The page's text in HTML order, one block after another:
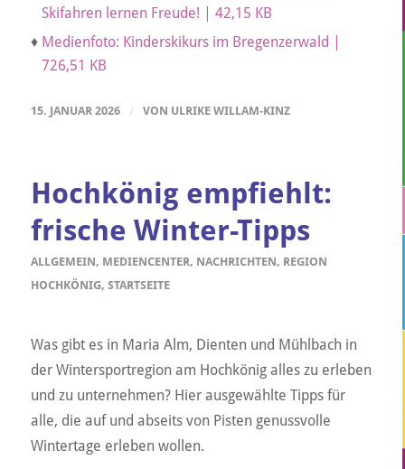
Skifahren lernen Freude! | 42,15 KB
♦ Medienfoto: Kinderskikurs im Bregenzerwald |
726,51 KB
15. JANUAR 2026 / VON ULRIKE WILLAM-KINZ
Hochkönig empfiehlt:
frische Winter-Tipps
ALLGEMEIN, MEDIENCENTER, NACHRICHTEN, REGION
HOCHKÖNIG, STARTSEITE
Was gibt es in Maria Alm, Dienten und Mühlbach in
der Wintersportregion am Hochkönig alles zu erleben
und zu unternehmen? Hier ausgewählte Tipps für
alle, die auf und abseits von Pisten genussvolle
Wintertage erleben wollen.